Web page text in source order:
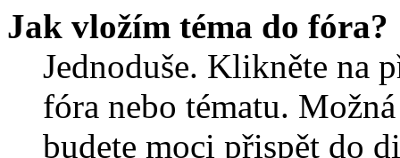
Jak vložím téma do fóra?
Jednoduše. Klikněte na
fóra nebo tématu.
budete moci přispět do